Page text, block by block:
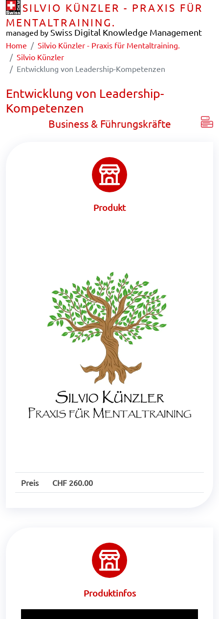
SILVIO KÜNZLER - PRAXIS FÜR
MENTALTRAINING.
managed by Swiss Digital Knowledge Management
Home
Silvio Künzler - Praxis für Mentaltraining.
Silvio Künzler
Entwicklung von Leadership-Kompetenzen
Entwicklung von Leadership-
Kompetenzen
Business & Führungskräfte
Produkt
Preis CHF 260.00
Produktinfos